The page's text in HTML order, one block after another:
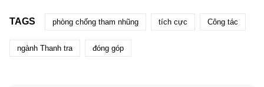
TAGS phòng chống tham nhũng tích cực Công tác
ngành Thanh tra đóng góp